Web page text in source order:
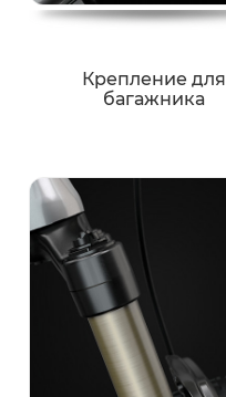
Крепление для
багажника